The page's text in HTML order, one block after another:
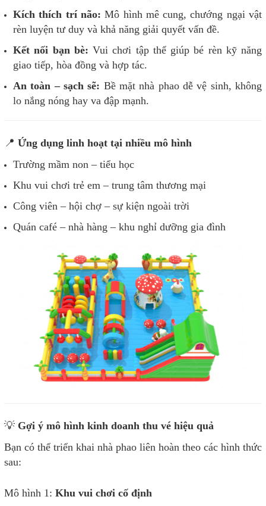
Kích thích trí não: Mô hình mê cung, chướng ngại vật
rèn luyện tư duy và khả năng giải quyết vấn đề.
Kết nối bạn bè: Vui chơi tập thể giúp bé rèn kỹ năng
giao tiếp, hòa đồng và hợp tác.
An toàn – sạch sẽ: Bề mặt nhà phao dễ vệ sinh, không
lo nắng nóng hay va đập mạnh.
📍 Ứng dụng linh hoạt tại nhiều mô hình
Trường mầm non – tiểu học
Khu vui chơi trẻ em – trung tâm thương mại
Công viên – hội chợ – sự kiện ngoài trời
Quán café – nhà hàng – khu nghỉ dưỡng gia đình
💡 Gợi ý mô hình kinh doanh thu vé hiệu quả
Bạn có thể triển khai nhà phao liên hoàn theo các hình thức
sau:
Mô hình 1: Khu vui chơi cố định